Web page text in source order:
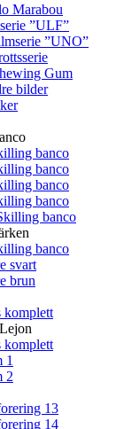
Marabou
”ULF”
”UNO”
Gum
bilder
banco
banco
banco
banco
banco
banco
svart
brun
komplett
komplett
1
2
13
14